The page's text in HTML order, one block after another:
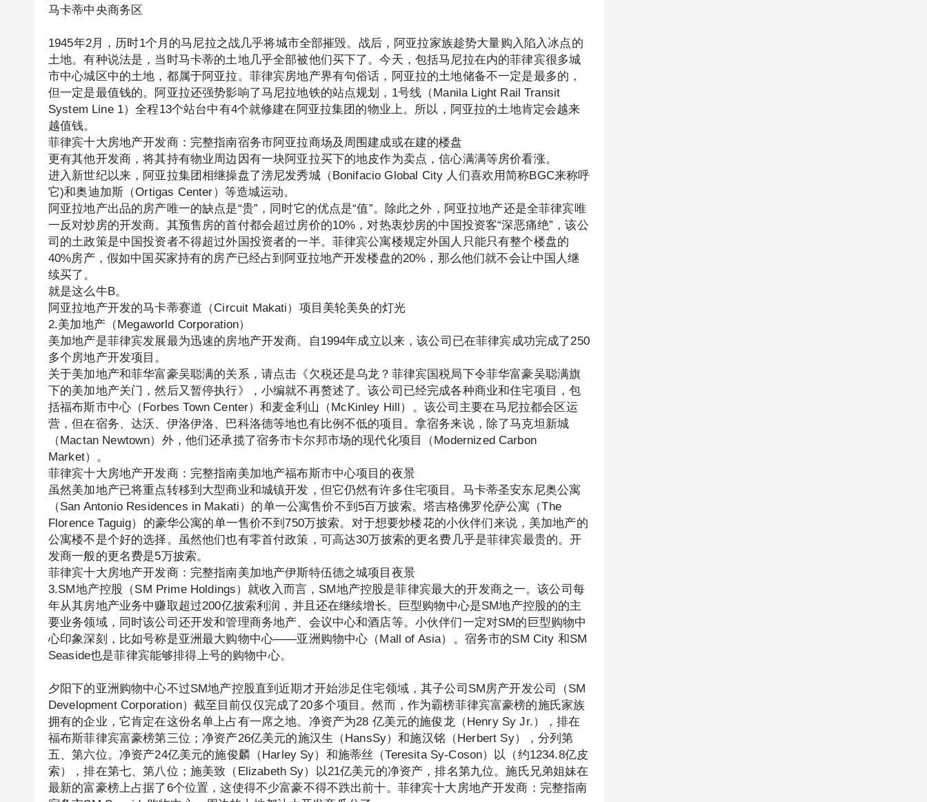
马卡蒂中央商务区
1945年2月，历时1个月的马尼拉之战几乎将城市全部摧毁。战后，阿亚拉家族趁势大量购入陷入冰点的
土地。有种说法是，当时马卡蒂的土地几乎全部被他们买下了。今天，包括马尼拉在内的菲律宾很多城
市中心城区中的土地，都属于阿亚拉。菲律宾房地产界有句俗话，阿亚拉的土地储备不一定是最多的，
但一定是最值钱的。阿亚拉还强势影响了马尼拉地铁的站点规划，1号线（Manila Light Rail Transit
System Line 1）全程13个站台中有4个就修建在阿亚拉集团的物业上。所以，阿亚拉的土地肯定会越来
越值钱。
菲律宾十大房地产开发商：完整指南宿务市阿亚拉商场及周围建成或在建的楼盘
更有其他开发商，将其持有物业周边因有一块阿亚拉买下的地皮作为卖点，信心满满等房价看涨。
进入新世纪以来，阿亚拉集团相继操盘了滂尼发秀城（Bonifacio Global City 人们喜欢用简称BGC来称呼
它)和奥迪加斯（Ortigas Center）等造城运动。
阿亚拉地产出品的房产唯一的缺点是“贵”，同时它的优点是“值”。除此之外，阿亚拉地产还是全菲律宾唯
一反对炒房的开发商。其预售房的首付都会超过房价的10%，对热衷炒房的中国投资客“深恶痛绝”，该公
司的土政策是中国投资者不得超过外国投资者的一半。菲律宾公寓楼规定外国人只能只有整个楼盘的
40%房产，假如中国买家持有的房产已经占到阿亚拉地产开发楼盘的20%，那么他们就不会让中国人继
续买了。
就是这么牛B。
阿亚拉地产开发的马卡蒂赛道（Circuit Makati）项目美轮美奂的灯光
2.美加地产（Megaworld Corporation）
美加地产是菲律宾发展最为迅速的房地产开发商。自1994年成立以来，该公司已在菲律宾成功完成了250
多个房地产开发项目。
关于美加地产和菲华富豪吴聪满的关系，请点击《欠税还是乌龙？菲律宾国税局下令菲华富豪吴聪满旗
下的美加地产关门，然后又暂停执行》，小编就不再赘述了。该公司已经完成各种商业和住宅项目，包
括福布斯市中心（Forbes Town Center）和麦金利山（McKinley Hill）。该公司主要在马尼拉都会区运
营，但在宿务、达沃、伊洛伊洛、巴科洛德等地也有比例不低的项目。拿宿务来说，除了马克坦新城
（Mactan Newtown）外，他们还承揽了宿务市卡尔邦市场的现代化项目（Modernized Carbon
Market）。
菲律宾十大房地产开发商：完整指南美加地产福布斯市中心项目的夜景
虽然美加地产已将重点转移到大型商业和城镇开发，但它仍然有许多住宅项目。马卡蒂圣安东尼奥公寓
（San Antonio Residences in Makati）的单一公寓售价不到5百万披索。塔吉格佛罗伦萨公寓（The
Florence Taguig）的豪华公寓的单一售价不到750万披索。对于想要炒楼花的小伙伴们来说，美加地产的
公寓楼不是个好的选择。虽然他们也有零首付政策，可高达30万披索的更名费几乎是菲律宾最贵的。开
发商一般的更名费是5万披索。
菲律宾十大房地产开发商：完整指南美加地产伊斯特伍德之城项目夜景
3.SM地产控股（SM Prime Holdings）就收入而言，SM地产控股是菲律宾最大的开发商之一。该公司每
年从其房地产业务中赚取超过200亿披索利润，并且还在继续增长。巨型购物中心是SM地产控股的的主
要业务领域，同时该公司还开发和管理商务地产、会议中心和酒店等。小伙伴们一定对SM的巨型购物中
心印象深刻，比如号称是亚洲最大购物中心——亚洲购物中心（Mall of Asia）。宿务市的SM City 和SM
Seaside也是菲律宾能够排得上号的购物中心。
夕阳下的亚洲购物中心不过SM地产控股直到近期才开始涉足住宅领域，其子公司SM房产开发公司（SM
Development Corporation）截至目前仅仅完成了20多个项目。然而，作为霸榜菲律宾富豪榜的施氏家族
拥有的企业，它肯定在这份名单上占有一席之地。净资产为28 亿美元的施俊龙（Henry Sy Jr.），排在
福布斯菲律宾富豪榜第三位；净资产26亿美元的施汉生（HansSy）和施汉铭（Herbert Sy），分列第
五、第六位。净资产24亿美元的施俊麟（Harley Sy）和施蒂丝（Teresita Sy-Coson）以（约1234.8亿皮
索），排在第七、第八位；施美致（Elizabeth Sy）以21亿美元的净资产，排名第九位。施氏兄弟姐妹在
最新的富豪榜上占据了6个位置，这使得不少富豪不得不跌出前十。菲律宾十大房地产开发商：完整指南